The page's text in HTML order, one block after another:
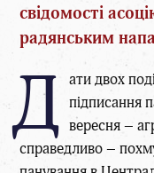
свідомості
радянським
Д ати двох
підписання
вересня –
справедливо –